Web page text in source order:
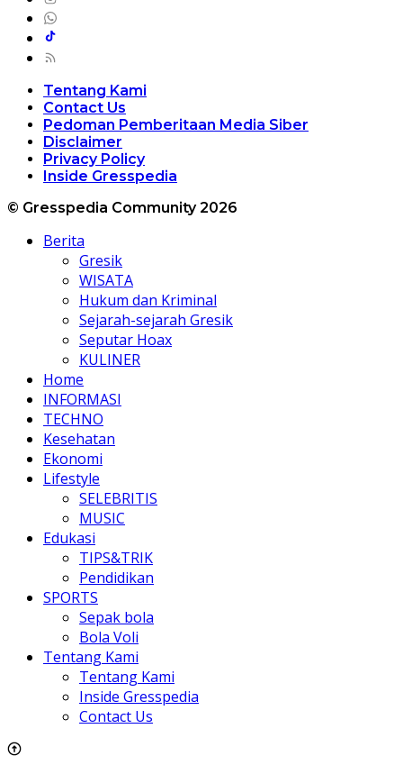
Tentang Kami
Contact Us
Pedoman Pemberitaan Media Siber
Disclaimer
Privacy Policy
Inside Gresspedia
© Gresspedia Community 2026
Berita
Gresik
WISATA
Hukum dan Kriminal
Sejarah-sejarah Gresik
Seputar Hoax
KULINER
Home
INFORMASI
TECHNO
Kesehatan
Ekonomi
Lifestyle
SELEBRITIS
MUSIC
Edukasi
TIPS&TRIK
Pendidikan
SPORTS
Sepak bola
Bola Voli
Tentang Kami
Tentang Kami
Inside Gresspedia
Contact Us